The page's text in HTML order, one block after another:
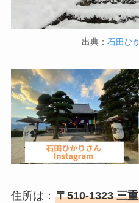
出典： 石田ひ
住所は： 〒510-1323 三